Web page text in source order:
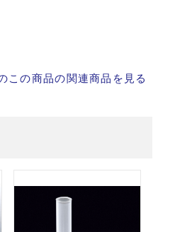
この商品の関連商品を見る